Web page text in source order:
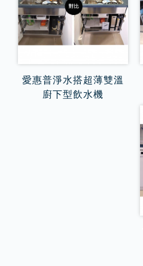
愛惠普淨水搭超薄雙溫
廚下型飲水機